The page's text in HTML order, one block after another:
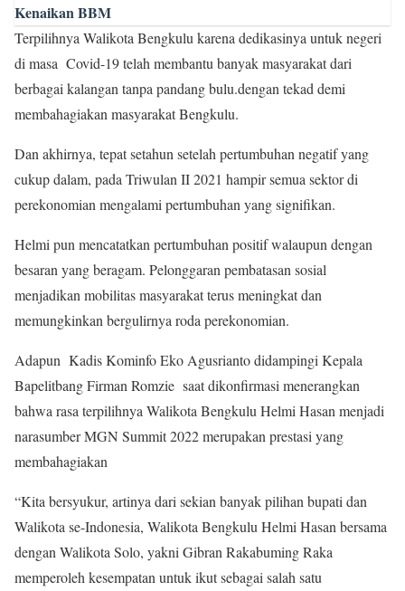
Kenaikan BBM
Terpilihnya Walikota Bengkulu karena dedikasinya untuk negeri
di masa Covid-19 telah membantu banyak masyarakat dari
berbagai kalangan tanpa pandang bulu.dengan tekad demi
membahagiakan masyarakat Bengkulu.
Dan akhirnya, tepat setahun setelah pertumbuhan negatif yang
cukup dalam, pada Triwulan II 2021 hampir semua sektor di
perekonomian mengalami pertumbuhan yang signifikan.
Helmi pun mencatatkan pertumbuhan positif walaupun dengan
besaran yang beragam. Pelonggaran pembatasan sosial
menjadikan mobilitas masyarakat terus meningkat dan
memungkinkan bergulirnya roda perekonomian.
Adapun Kadis Kominfo Eko Agusrianto didampingi Kepala
Bapelitbang Firman Romzie saat dikonfirmasi menerangkan
bahwa rasa terpilihnya Walikota Bengkulu Helmi Hasan menjadi
narasumber MGN Summit 2022 merupakan prestasi yang
membahagiakan
“Kita bersyukur, artinya dari sekian banyak pilihan bupati dan
Walikota se-Indonesia, Walikota Bengkulu Helmi Hasan bersama
dengan Walikota Solo, yakni Gibran Rakabuming Raka
memperoleh kesempatan untuk ikut sebagai salah satu